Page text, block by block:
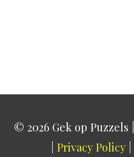
© 2026 Gek op Puzzels
Privacy Policy